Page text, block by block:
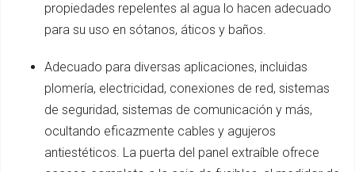
propiedades repelentes al agua lo hacen adecuado
para su uso en sótanos, áticos y baños.
Adecuado para diversas aplicaciones, incluidas
plomería, electricidad, conexiones de red, sistemas
de seguridad, sistemas de comunicación y más,
ocultando eficazmente cables y agujeros
antiestéticos. La puerta del panel extraíble ofrece